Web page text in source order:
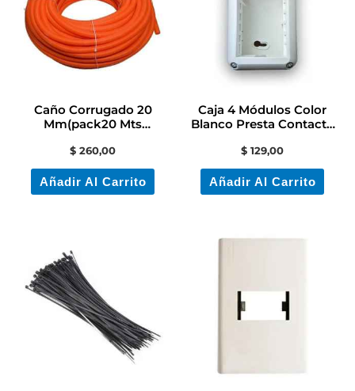
Caño Corrugado 20
Mm(pack20 Mts
Electricidad/colón
$ 260,00
Añadir Al Carrito
Caja 4 Módulos Color
Blanco Presta Contacto
$ 129,00
Añadir Al Carrito